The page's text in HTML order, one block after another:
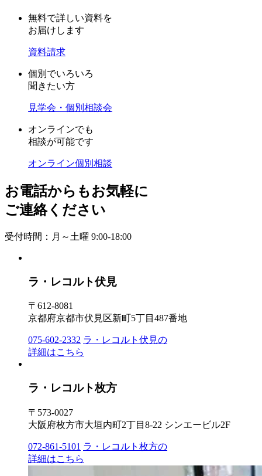
無料で詳しい資料を
お届けします
資料請求
個別でいろいろ
聞きたい方
見学会・個別相談会
オンラインでも
相談が可能です
オンライン個別相談
お電話からもお気軽に
ご連絡ください
受付時間：月～土曜 9:00-18:00
ラ・レコルト伏見
〒612-8081
京都府京都市伏見区新町5丁目487番地
075-602-2332 ラ・レコルト伏見の
詳細はこちら
ラ・レコルト枚方
〒573-0027
大阪府枚方市大垣内町2丁目8-22 シンエービル2F
072-861-5101 ラ・レコルト枚方の
詳細はこちら